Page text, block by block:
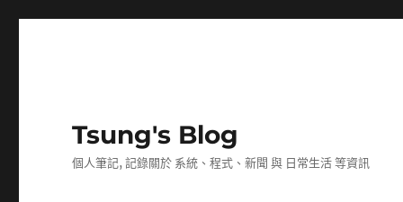
Tsung's Blog
個人筆記, 記錄關於 系統、程式、新聞 與 日常生活 等資訊